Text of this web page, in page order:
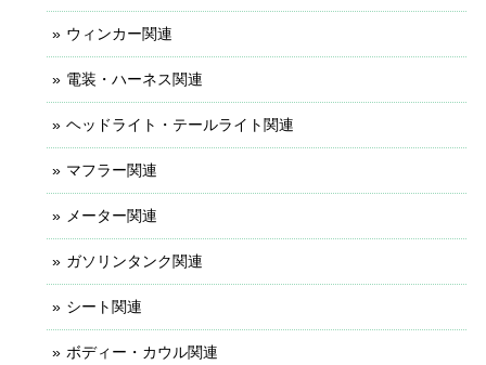
ウィンカー関連
電装・ハーネス関連
ヘッドライト・テールライト関連
マフラー関連
メーター関連
ガソリンタンク関連
シート関連
ボディー・カウル関連